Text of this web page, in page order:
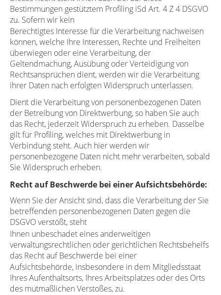
Bestimmungen gestütztem Profiling iSd Art. 4 Z 4 DSGVO
zu. Sofern wir kein
Berechtigtes Interesse für die Verarbeitung nachweisen
können, welche Ihre Interessen, Rechte und Freiheiten
überwiegen oder eine Verarbeitung, der
Geltendmachung, Ausübung oder Verteidigung von
Rechtsansprüchen dient, werden wir die Verarbeitung
ihrer Daten nach erfolgten Widerspruch unterlassen.
Dient die Verarbeitung von personenbezogenen Daten
der Betreibung von Direktwerbung, so haben Sie auch
das Recht, jederzeit Widerspruch zu erheben. Dasselbe
gilt für Profiling, welches mit Direktwerbung in
Verbindung steht. Auch hier werden wir
personenbezogene Daten nicht mehr verarbeiten, sobald
Sie Widerspruch erheben.
Recht auf Beschwerde bei einer Aufsichtsbehörde:
Wenn Sie der Ansicht sind, dass die Verarbeitung der Sie
betreffenden personenbezogenen Daten gegen die
DSGVO verstößt, steht
Ihnen unbeschadet eines anderweitigen
verwaltungsrechtlichen oder gerichtlichen Rechtsbehelfs
das Recht auf Beschwerde bei einer
Aufsichtsbehörde, insbesondere in dem Mitgliedsstaat
Ihres Aufenthaltsorts, Ihres Arbeitsplatzes oder des Orts
des mutmaßlichen Verstoßes, zu.